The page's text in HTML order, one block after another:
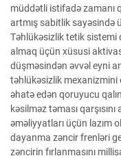
müddətli istifadə zamanı
artmış sabitlik sayəsində
Təhlükəsizlik tetik sistemi
almaq üçün xüsusi
düşməsindən əvvəl eyni
təhlükəsizlik mexanizmini
əhatə edən qoruyucu
kəsilməz təması
əməliyyatları üçün lazım
dayanma zəncir frenləri
zəncirin fırlanmasını